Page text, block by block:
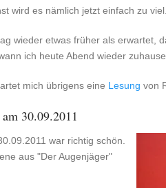
wird es nämlich jetzt einfach zu viel.
wieder etwas früher als erwartet,
ich heute Abend wieder zuhause
mich übrigens eine Lesung von
30.09.2011
war richtig schön.
aus "Der Augenjäger"